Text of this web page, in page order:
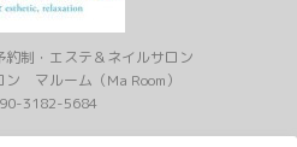
制・エステ＆ネイルサロン
マルーム（Ma Room）
3182-5684